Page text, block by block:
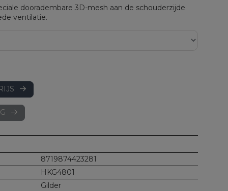
dooradembare 3D-mesh aan de schouderzijde
ventilatie.
8719874423281
HKG4801
Gilder